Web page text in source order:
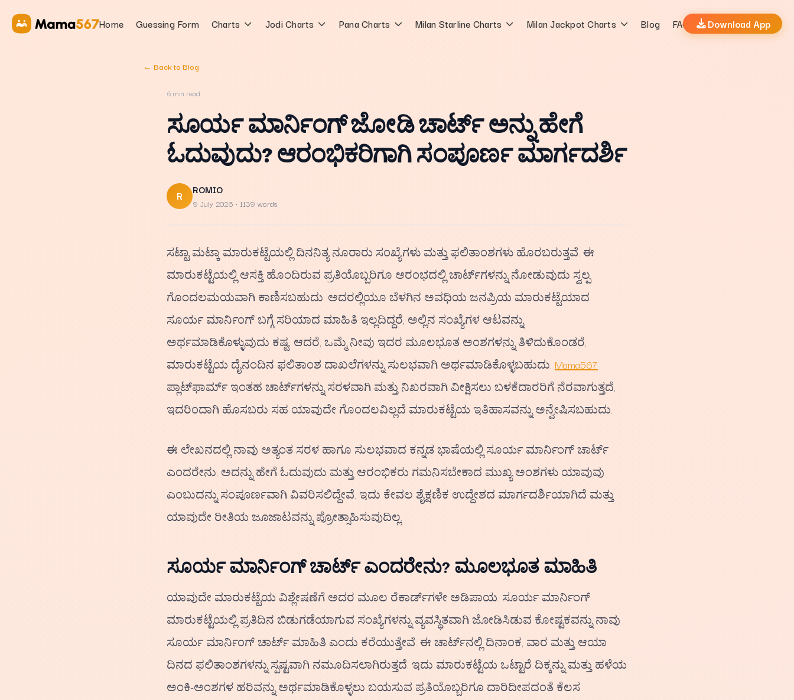
Home Guessing Form Charts Jodi Charts Pana Charts Milan Starline Charts Milan Jackpot Charts Blog FAQs Download App
← Back to Blog
6 min read
ಸೂರ್ಯ ಮಾರ್ನಿಂಗ್ ಜೋಡಿ ಚಾರ್ಟ್ ಅನ್ನು ಹೇಗೆ
ಓದುವುದು? ಆರಂಭಿಕರಿಗಾಗಿ ಸಂಪೂರ್ಣ ಮಾರ್ಗದರ್ಶಿ
R ROMIO
9 July 2026 · 1139 words
ಸಟ್ಟಾ ಮಟ್ಕಾ ಮಾರುಕಟ್ಟೆಯಲ್ಲಿ ದಿನನಿತ್ಯ ನೂರಾರು ಸಂಖ್ಯೆಗಳು ಮತ್ತು ಫಲಿತಾಂಶಗಳು ಹೊರಬರುತ್ತವೆ. ಈ
ಮಾರುಕಟ್ಟೆಯಲ್ಲಿ ಆಸಕ್ತಿ ಹೊಂದಿರುವ ಪ್ರತಿಯೊಬ್ಬರಿಗೂ ಆರಂಭದಲ್ಲಿ ಚಾರ್ಟ್‌ಗಳನ್ನು ನೋಡುವುದು ಸ್ವಲ್ಪ
ಗೊಂದಲಮಯವಾಗಿ ಕಾಣಿಸಬಹುದು. ಅದರಲ್ಲಿಯೂ ಬೆಳಗಿನ ಅವಧಿಯ ಜನಪ್ರಿಯ ಮಾರುಕಟ್ಟೆಯಾದ
ಸೂರ್ಯ ಮಾರ್ನಿಂಗ್ ಬಗ್ಗೆ ಸರಿಯಾದ ಮಾಹಿತಿ ಇಲ್ಲದಿದ್ದರೆ, ಅಲ್ಲಿನ ಸಂಖ್ಯೆಗಳ ಆಟವನ್ನು
ಅರ್ಥಮಾಡಿಕೊಳ್ಳುವುದು ಕಷ್ಟ. ಆದರೆ, ಒಮ್ಮೆ ನೀವು ಇದರ ಮೂಲಭೂತ ಅಂಶಗಳನ್ನು ತಿಳಿದುಕೊಂಡರೆ,
ಮಾರುಕಟ್ಟೆಯ ದೈನಂದಿನ ಫಲಿತಾಂಶ ದಾಖಲೆಗಳನ್ನು ಸುಲಭವಾಗಿ ಅರ್ಥಮಾಡಿಕೊಳ್ಳಬಹುದು. Mama567
ಪ್ಲಾಟ್‌ಫಾರ್ಮ್ ಇಂತಹ ಚಾರ್ಟ್‌ಗಳನ್ನು ಸರಳವಾಗಿ ಮತ್ತು ನಿಖರವಾಗಿ ವೀಕ್ಷಿಸಲು ಬಳಕೆದಾರರಿಗೆ ನೆರವಾಗುತ್ತದೆ,
ಇದರಿಂದಾಗಿ ಹೊಸಬರು ಸಹ ಯಾವುದೇ ಗೊಂದಲವಿಲ್ಲದೆ ಮಾರುಕಟ್ಟೆಯ ಇತಿಹಾಸವನ್ನು ಅನ್ವೇಷಿಸಬಹುದು.
ಈ ಲೇಖನದಲ್ಲಿ ನಾವು ಅತ್ಯಂತ ಸರಳ ಹಾಗೂ ಸುಲಭವಾದ ಕನ್ನಡ ಭಾಷೆಯಲ್ಲಿ ಸೂರ್ಯ ಮಾರ್ನಿಂಗ್ ಚಾರ್ಟ್
ಎಂದರೇನು, ಅದನ್ನು ಹೇಗೆ ಓದುವುದು ಮತ್ತು ಆರಂಭಿಕರು ಗಮನಿಸಬೇಕಾದ ಮುಖ್ಯ ಅಂಶಗಳು ಯಾವುವು
ಎಂಬುದನ್ನು ಸಂಪೂರ್ಣವಾಗಿ ವಿವರಿಸಲಿದ್ದೇವೆ. ಇದು ಕೇವಲ ಶೈಕ್ಷಣಿಕ ಉದ್ದೇಶದ ಮಾರ್ಗದರ್ಶಿಯಾಗಿದೆ ಮತ್ತು
ಯಾವುದೇ ರೀತಿಯ ಜೂಜಾಟವನ್ನು ಪ್ರೋತ್ಸಾಹಿಸುವುದಿಲ್ಲ.
ಸೂರ್ಯ ಮಾರ್ನಿಂಗ್ ಚಾರ್ಟ್ ಎಂದರೇನು? ಮೂಲಭೂತ ಮಾಹಿತಿ
ಯಾವುದೇ ಮಾರುಕಟ್ಟೆಯ ವಿಶ್ಲೇಷಣೆಗೆ ಅದರ ಮೂಲ ರೆಕಾರ್ಡ್‌ಗಳೇ ಅಡಿಪಾಯ. ಸೂರ್ಯ ಮಾರ್ನಿಂಗ್
ಮಾರುಕಟ್ಟೆಯಲ್ಲಿ ಪ್ರತಿದಿನ ಬಿಡುಗಡೆಯಾಗುವ ಸಂಖ್ಯೆಗಳನ್ನು ವ್ಯವಸ್ಥಿತವಾಗಿ ಜೋಡಿಸಿಡುವ ಕೋಷ್ಟಕವನ್ನು ನಾವು
ಸೂರ್ಯ ಮಾರ್ನಿಂಗ್ ಚಾರ್ಟ್ ಮಾಹಿತಿ ಎಂದು ಕರೆಯುತ್ತೇವೆ. ಈ ಚಾರ್ಟ್‌ನಲ್ಲಿ ದಿನಾಂಕ, ವಾರ ಮತ್ತು ಆಯಾ
ದಿನದ ಫಲಿತಾಂಶಗಳನ್ನು ಸ್ಪಷ್ಟವಾಗಿ ನಮೂದಿಸಲಾಗಿರುತ್ತದೆ. ಇದು ಮಾರುಕಟ್ಟೆಯ ಒಟ್ಟಾರೆ ದಿಕ್ಕನ್ನು ಮತ್ತು ಹಳೆಯ
ಅಂಕಿ-ಅಂಶಗಳ ಹರಿವನ್ನು ಅರ್ಥಮಾಡಿಕೊಳ್ಳಲು ಬಯಸುವ ಪ್ರತಿಯೊಬ್ಬರಿಗೂ ದಾರಿದೀಪದಂತೆ ಕೆಲಸ